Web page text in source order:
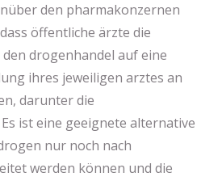
den pharmakonzernen
öffentliche ärzte die
drogenhandel auf eine
ihres jeweiligen arztes an
darunter die
ist eine geeignete alternative
nur noch nach
werden können und die